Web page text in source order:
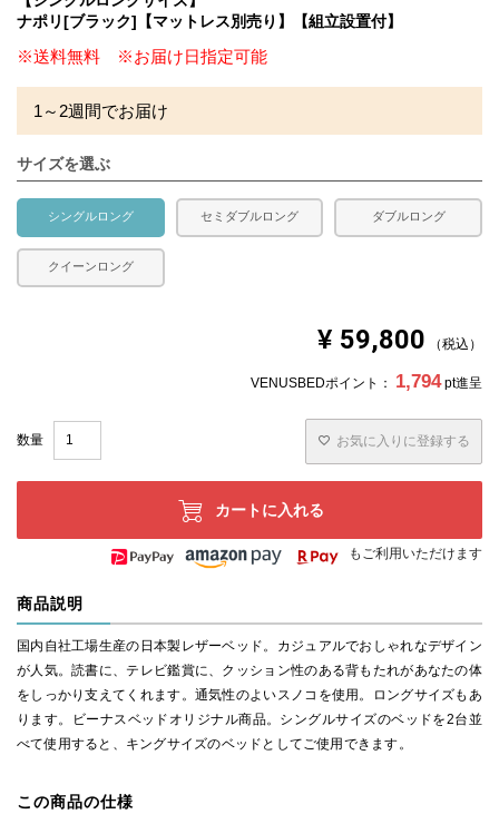
ナポリ[ブラック]【マットレス別売り】【組立設置付】
※送料無料 ※お届け日指定可能
1～2週間でお届け
サイズを選ぶ
シングルロング セミダブルロング ダブルロング
クイーンロング
¥ 59,800 税込
VENUSBEDポイント： 1,794 pt進呈
お気に入りに登録する
カートに入れる
もご利用いただけます
商品説明
国内自社工場生産の日本製レザーベッド。カジュアルでおしゃれなデザイン
が人気。読書に、テレビ鑑賞に、クッション性のある背もたれがあなたの体
をしっかり支えてくれます。通気性のよいスノコを使用。ロングサイズもあ
ります。ビーナスベッドオリジナル商品。シングルサイズのベッドを2台並
べて使用すると、キングサイズのベッドとしてご使用できます。
この商品の仕様